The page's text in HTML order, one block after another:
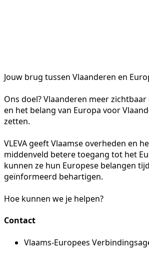
Jouw brug tussen Vlaanderen en
Ons doel? Vlaanderen meer
en het belang van Europa voor
zetten.
VLEVA geeft Vlaamse overheden en
middenveld betere toegang tot het
kunnen ze hun Europese belangen
geïnformeerd behartigen.
Hoe kunnen we je helpen?
Contact
Vlaams-Europees